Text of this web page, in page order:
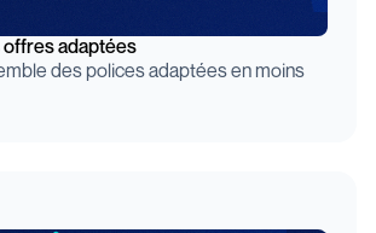
adaptées
des polices adaptées en moins